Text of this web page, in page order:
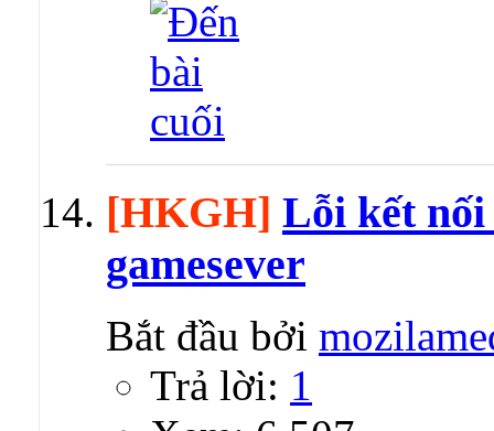
[HKGH] Lỗi kết
gamesever
Bắt đầu bởi
Trả lời: 1